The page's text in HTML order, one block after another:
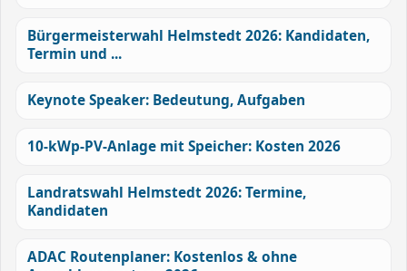
Bürgermeisterwahl Helmstedt 2026: Kandidaten,
Termin und ...
Keynote Speaker: Bedeutung, Aufgaben
10-kWp-PV-Anlage mit Speicher: Kosten 2026
Landratswahl Helmstedt 2026: Termine,
Kandidaten
ADAC Routenplaner: Kostenlos & ohne